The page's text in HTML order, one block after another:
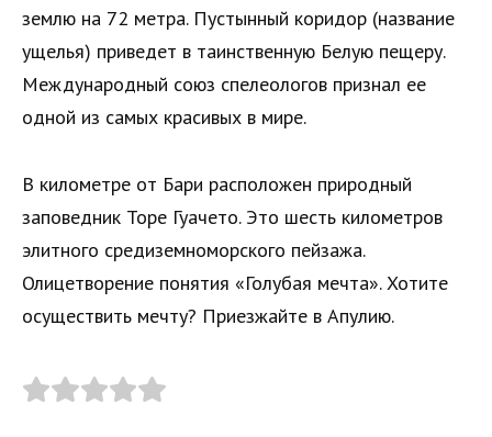
землю на 72 метра. Пустынный коридор (название
ущелья) приведет в таинственную Белую пещеру.
Международный союз спелеологов признал ее
одной из самых красивых в мире.
В километре от Бари расположен природный
заповедник Торе Гуачето. Это шесть километров
элитного средиземноморского пейзажа.
Олицетворение понятия «Голубая мечта». Хотите
осуществить мечту? Приезжайте в Апулию.